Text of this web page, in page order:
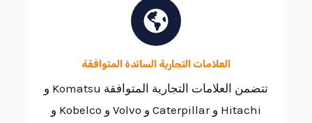
العلامات التجارية السائدة المتوافقة
تتضمن العلامات التجارية المتوافقة Komatsu و
Hitachi و Caterpillar و Volvo و Kobelco و